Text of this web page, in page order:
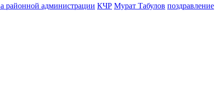
районной администрации КЧР Мурат Табулов поздравление